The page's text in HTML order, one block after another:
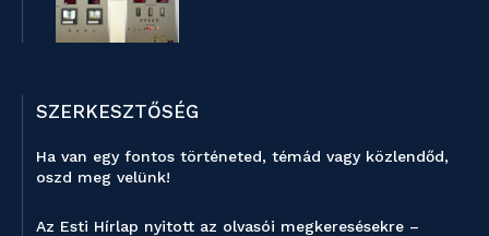
SZERKESZTŐSÉG
Ha van egy fontos történeted, témád vagy közlendőd,
oszd meg velünk!
Az Esti Hírlap nyitott az olvasói megkeresésekre –